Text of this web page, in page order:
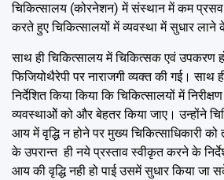
चिकित्सालय (कोरनेशन) में संस्थान में कम प्रसव
करते हुए चिकित्सालयों में व्यवस्था में सुधार लाने के
साथ ही चिकित्सालय में चिकित्सक एवं उपकरण
फिजियोथैरेपी पर नाराजगी व्यक्त की गई। साथ
निर्देशित किया किया कि चिकित्सालयों में
व्यवस्थाओें को और बेहतर किया जाए। उन्होंने
आय में वृद्धि न होने पर मुख्य चिकित्साधिकारी
के उपरान्त ही नये प्रस्ताव स्वीकृत करने के
आय की वृद्धि नही हो पाई उसमें सुधार किया जा